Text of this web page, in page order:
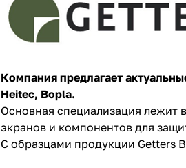
Компания предлагает
Heitec, Bopla.
Основная специализация лежит
экранов и компонентов для
С образцами продукции Getters